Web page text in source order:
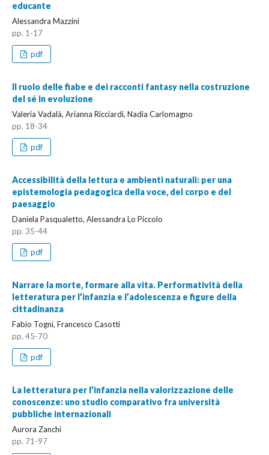
educante
Alessandra Mazzini
pp. 1-17
pdf
Il ruolo delle fiabe e dei racconti fantasy nella costruzione
del sé in evoluzione
Valeria Vadalà, Arianna Ricciardi, Nadia Carlomagno
pp. 18-34
pdf
Accessibilità della lettura e ambienti naturali: per una
epistemologia pedagogica della voce, del corpo e del
paesaggio
Daniela Pasqualetto, Alessandra Lo Piccolo
pp. 35-44
pdf
Narrare la morte, formare alla vita. Performatività della
letteratura per l’infanzia e l’adolescenza e figure della
cittadinanza
Fabio Togni, Francesco Casotti
pp. 45-70
pdf
La letteratura per l’infanzia nella valorizzazione delle
conoscenze: uno studio comparativo fra università
pubbliche internazionali
Aurora Zanchi
pp. 71-97